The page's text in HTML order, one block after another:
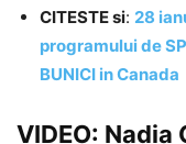
CITESTE si: 28
programului de
BUNICI in Canada
VIDEO: